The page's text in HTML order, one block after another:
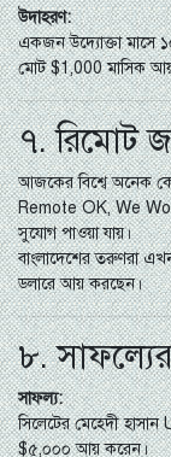
উদাহরণ:
একজন উদ্যোক্তা মাসে
মোট $1,000 মাসিক
৭. রিমোট
আজকের বিশ্বে অনেক
Remote OK, We
সুযোগ পাওয়া যায়।
বাংলাদেশের তরুণরা
ডলারে আয় করছেন।
৮.
সাফল্য:
সিলেটের মেহেদী
$৫,০০০ আয় করেন।